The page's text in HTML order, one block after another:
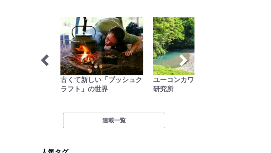
古くて新しい「ブッシュク
ラフト」の世界
ユーコンカワイの川サウナ
研究所
連載一覧